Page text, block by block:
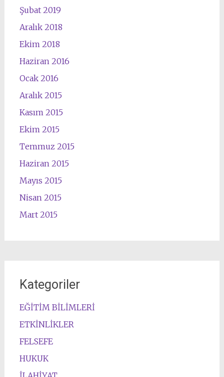
Şubat 2019
Aralık 2018
Ekim 2018
Haziran 2016
Ocak 2016
Aralık 2015
Kasım 2015
Ekim 2015
Temmuz 2015
Haziran 2015
Mayıs 2015
Nisan 2015
Mart 2015
Kategoriler
EĞİTİM BİLİMLERİ
ETKİNLİKLER
FELSEFE
HUKUK